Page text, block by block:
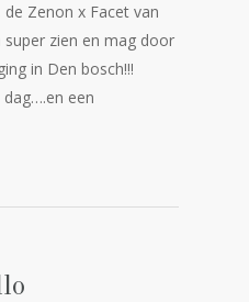
Zenon x Facet van
super zien en mag door
in Den bosch!!!
dag….en een